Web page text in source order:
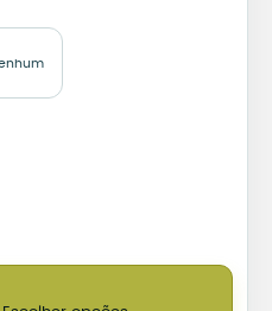
Made in Brasil